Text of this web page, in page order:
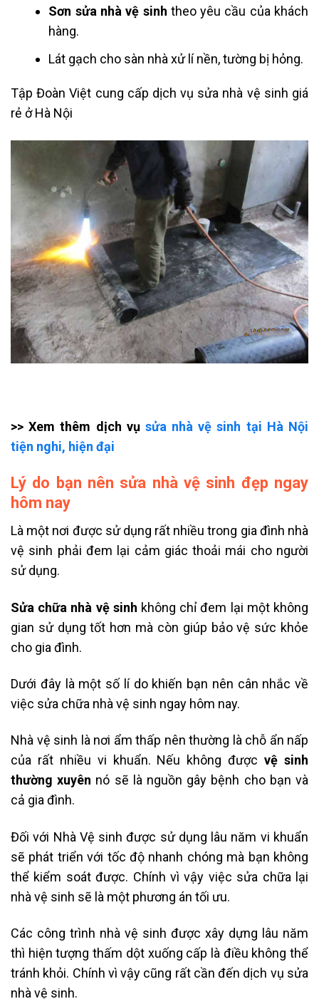
Sơn sửa nhà vệ sinh theo yêu cầu của khách
hàng.
Lát gạch cho sàn nhà xử lí nền, tường bị hỏng.
Tập Đoàn Việt cung cấp dịch vụ sửa nhà vệ sinh giá
rẻ ở Hà Nội
>> Xem thêm dịch vụsửa nhà vệ sinh tại Hà Nội
tiện nghi, hiện đại
Lý do bạn nên sửa nhà vệ sinh đẹp ngay
hôm nay
Là một nơi được sử dụng rất nhiều trong gia đình nhà
vệ sinh phải đem lại cảm giác thoải mái cho người
sử dụng.
Sửa chữa nhà vệ sinh không chỉ đem lại một không
gian sử dụng tốt hơn mà còn giúp bảo vệ sức khỏe
cho gia đình.
Dưới đây là một số lí do khiến bạn nên cân nhắc về
việc sửa chữa nhà vệ sinh ngay hôm nay.
Nhà vệ sinh là nơi ẩm thấp nên thường là chỗ ẩn nấp
của rất nhiều vi khuẩn. Nếu không đượcvệ sinh
thường xuyên nó sẽ là nguồn gây bệnh cho bạn và
cả gia đình.
Đối với Nhà Vệ sinh được sử dụng lâu năm vi khuẩn
sẽ phát triển với tốc độ nhanh chóng mà bạn không
thể kiểm soát được. Chính vì vậy việc sửa chữa lại
nhà vệ sinh sẽ là một phương án tối ưu.
Các công trình nhà vệ sinh được xây dựng lâu năm
thì hiện tượng thấm dột xuống cấp là điều không thể
tránh khỏi. Chính vì vậy cũng rất cần đến dịch vụ sửa
nhà vệ sinh.